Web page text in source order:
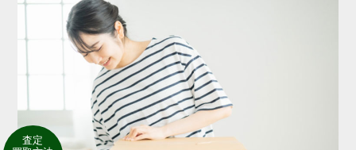
査定